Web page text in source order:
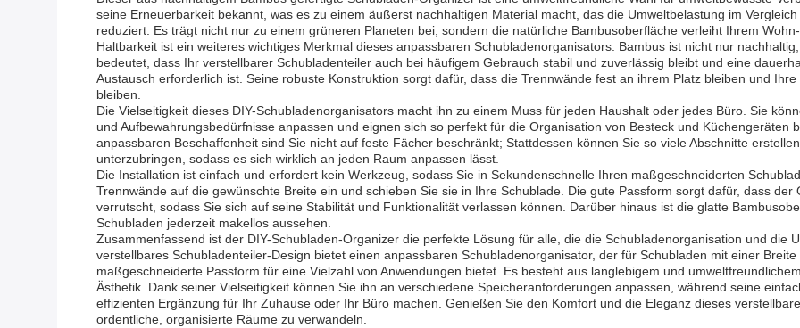
seine Erneuerbarkeit bekannt, was es zu einem äußerst nachhaltigen Material macht, das die Umweltbelastung im
reduziert. Es trägt nicht nur zu einem grüneren Planeten bei, sondern die natürliche Bambusoberfläche verleiht Ihrem
Haltbarkeit ist ein weiteres wichtiges Merkmal dieses anpassbaren Schubladenorganisators. Bambus ist nicht nur
bedeutet, dass Ihr verstellbarer Schubladenteiler auch bei häufigem Gebrauch stabil und zuverlässig bleibt und eine
Austausch erforderlich ist. Seine robuste Konstruktion sorgt dafür, dass die Trennwände fest an ihrem Platz bleiben und
bleiben.
Die Vielseitigkeit dieses DIY-Schubladenorganisators macht ihn zu einem Muss für jeden Haushalt oder jedes Büro. Sie
und Aufbewahrungsbedürfnisse anpassen und eignen sich so perfekt für die Organisation von Besteck und Küchengeräten
anpassbaren Beschaffenheit sind Sie nicht auf feste Fächer beschränkt; Stattdessen können Sie so viele Abschnitte
unterzubringen, sodass es sich wirklich an jeden Raum anpassen lässt.
Die Installation ist einfach und erfordert kein Werkzeug, sodass Sie in Sekundenschnelle Ihren maßgeschneiderten
Trennwände auf die gewünschte Breite ein und schieben Sie sie in Ihre Schublade. Die gute Passform sorgt dafür, dass
verrutscht, sodass Sie sich auf seine Stabilität und Funktionalität verlassen können. Darüber hinaus ist die glatte
Schubladen jederzeit makellos aussehen.
Zusammenfassend ist der DIY-Schubladen-Organizer die perfekte Lösung für alle, die die Schubladenorganisation und die
verstellbares Schubladenteiler-Design bietet einen anpassbaren Schubladenorganisator, der für Schubladen mit einer
maßgeschneiderte Passform für eine Vielzahl von Anwendungen bietet. Es besteht aus langlebigem und
Ästhetik. Dank seiner Vielseitigkeit können Sie ihn an verschiedene Speicheranforderungen anpassen, während seine
effizienten Ergänzung für Ihr Zuhause oder Ihr Büro machen. Genießen Sie den Komfort und die Eleganz dieses
ordentliche, organisierte Räume zu verwandeln.